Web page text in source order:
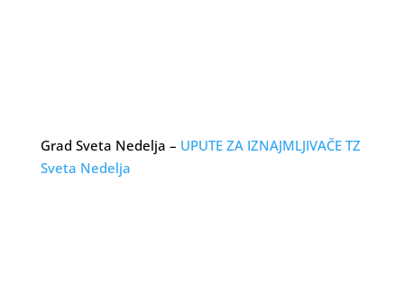
Grad Sveta Nedelja – UPUTE ZA IZNAJMLJIVAČE TZ
Sveta Nedelja